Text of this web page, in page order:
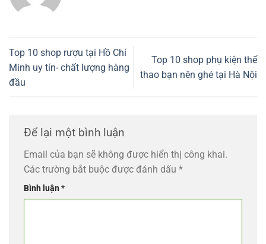
Top 10 shop rượu tại Hồ Chí
Minh uy tín- chất lượng hàng
đầu
Top 10 shop phụ kiện thể
thao bạn nên ghé tại Hà Nội
Để lại một bình luận
Email của bạn sẽ không được hiển thị công khai.
Các trường bắt buộc được đánh dấu *
Bình luận*